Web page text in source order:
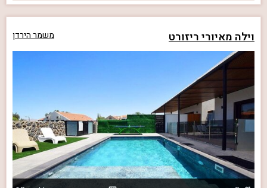
וילה מאיורי ריזורט משמר הירדן